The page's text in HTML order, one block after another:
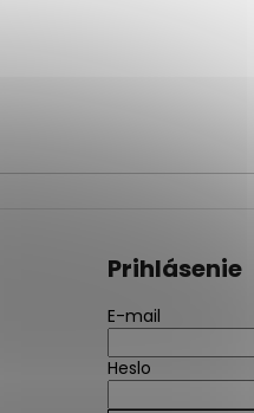
Prihlásenie
E-mail
Heslo